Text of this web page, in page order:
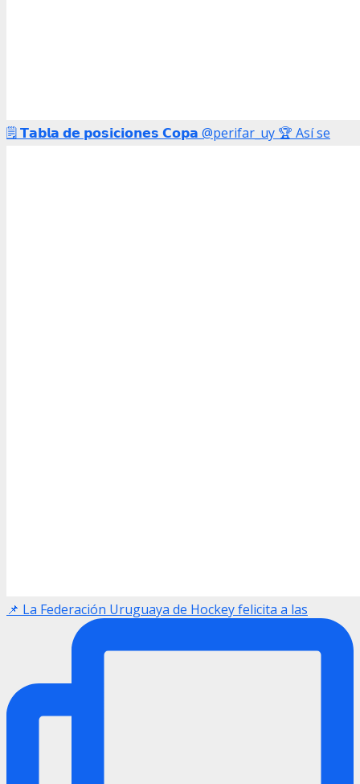
🗒️ 𝗧𝗮𝗯𝗹𝗮 𝗱𝗲 𝗽𝗼𝘀𝗶𝗰𝗶𝗼𝗻𝗲𝘀 𝗖𝗼𝗽𝗮 @perifar_uy 🏆 Así se
📌 La Federación Uruguaya de Hockey felicita a las